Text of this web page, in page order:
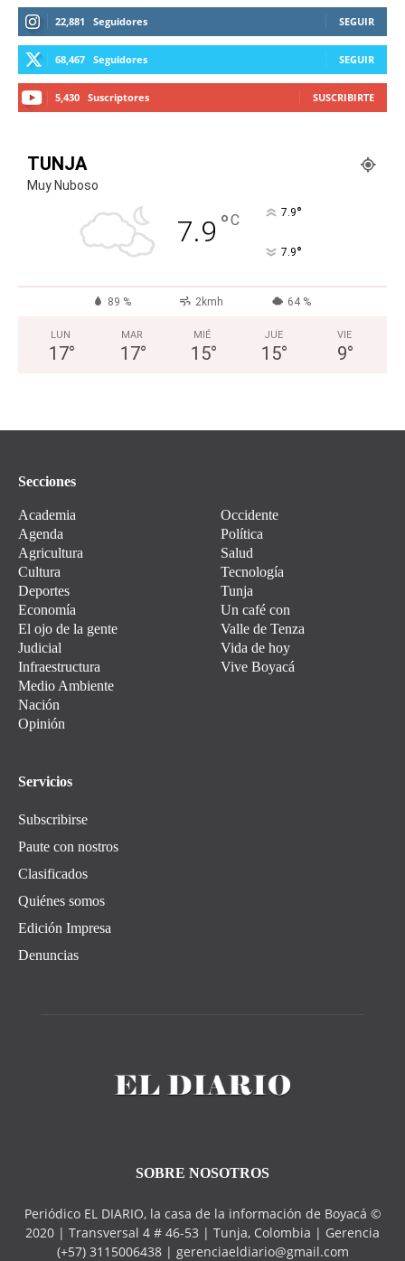
22,881 Seguidores SEGUIR
68,467 Seguidores SEGUIR
5,430 Suscriptores SUSCRIBIRTE
TUNJA
Muy Nuboso
7.9 °C 7.9°
7.9°
89 % 2kmh 64 %
LUN
17°
MAR
17°
MIÉ
15°
JUE
15°
VIE
9°
Secciones
Academia
Agenda
Agricultura
Cultura
Deportes
Economía
El ojo de la gente
Judicial
Infraestructura
Medio Ambiente
Nación
Opinión
Occidente
Política
Salud
Tecnología
Tunja
Un café con
Valle de Tenza
Vida de hoy
Vive Boyacá
Servicios
Subscribirse
Paute con nostros
Clasificados
Quiénes somos
Edición Impresa
Denuncias
SOBRE NOSOTROS
Periódico EL DIARIO, la casa de la información de Boyacá ©
2020 | Transversal 4 # 46-53 | Tunja, Colombia | Gerencia
(+57) 3115006438 | gerenciaeldiario@gmail.com